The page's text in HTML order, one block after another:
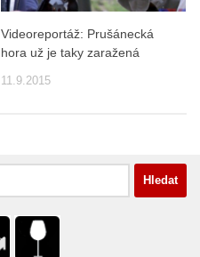
Videoreportáž: Prušánecká
hora už je taky zaražená
11.9.2015